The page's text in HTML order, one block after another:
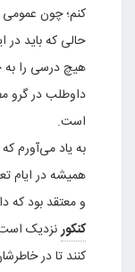
کنم؛ چون عمومی
حالی که باید
هیچ درسی را به
داوطلب در گرو
است.
به یاد می‌آورم که
همیشه در ایام
و معتقد بود که
کنکورنزدیک
کنند تا در